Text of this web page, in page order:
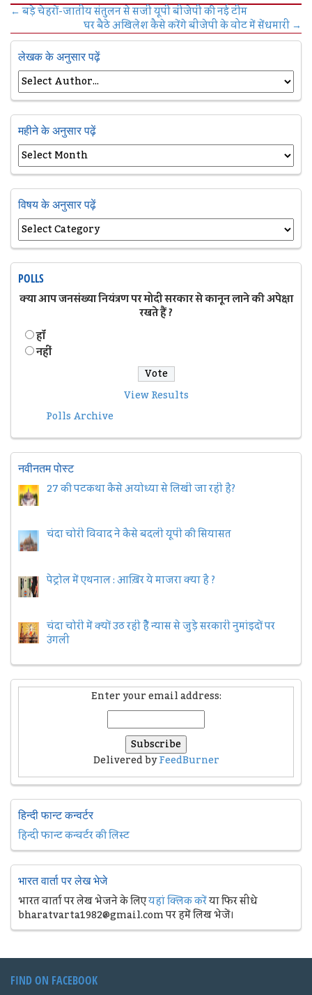
←बड़े चेहरों-जातीय संतुलन से सजी यूपी बीजेपी की नई टीम
घर बैठे अखिलेश कैसे करेंगे बीजेपी के वोट में सेंधमारी→
लेखक के अनुसार पढ़ें
महीने के अनुसार पढ़ें
विषय के अनुसार पढ़ें
POLLS
क्या आप जनसंख्या नियंत्रण पर मोदी सरकार से कानून लाने की अपेक्षा
रखते हैं ?
हॉं
नहीं
View Results
Polls Archive
नवीनतम पोस्ट
27 की पटकथा कैसे अयोध्या से लिखी जा रही है?
चंदा चोरी विवाद ने कैसे बदली यूपी की सियासत
पेट्रोल में एथनाल : आख़िर ये माजरा क्या है ?
चंदा चोरी में क्यों उठ रही हैैं न्यास से जुड़े सरकारी नुमांइदों पर
उंगली
Enter your email address:
Delivered byFeedBurner
हिन्दी फान्ट कन्वर्टर
हिन्दी फान्ट कन्वर्टर की लिस्ट
भारत वार्ता पर लेख भेजे
भारत वार्ता पर लेख भेजने के लिएयहां क्लिक करेंया फिर सीधे
bharatvarta1982@gmail.com पर हमें लिख भेजें।
FIND ON FACEBOOK